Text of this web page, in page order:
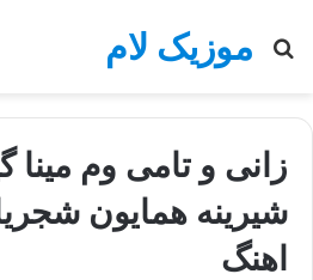
موزیک لام
جستجو
زانی و تامی وم مینا
شیرینه همایون
اهنگ